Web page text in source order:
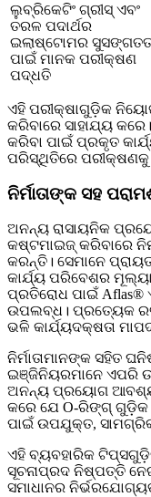
ଲୁବ୍ରିକେଟିଂ ଗ୍ରୀସ୍ ଏବଂ
ତରଳ ପଦାର୍ଥର
ଇଲାଷ୍ଟୋମର
ପାଇଁ ମାନକ ପରୀକ୍ଷଣ
ପଦ୍ଧତି
ଏହି ପରୀକ୍ଷାଗୁଡ଼ିକ
କରିବାରେ ସାହାଯ୍ୟ
କରିବା ପାଇଁ ପ୍ରକୃତ
ପରିସ୍ଥିତିରେ ପରୀକ୍ଷଣକୁ
ନିର୍ମାତାଙ୍କ ସହ
ଅନନ୍ୟ ରାସାୟନିକ
କଷ୍ଟମାଇଜ୍ କରିବାରେ
କରନ୍ତି। ସେମାନେ
କାର୍ଯ୍ୟ ପରିବେଶର
ପ୍ରତିରୋଧ ପାଇଁ Aflas®
ଉପଲବ୍ଧ। ପ୍ରତ୍ୟେକ
ଭଳି କାର୍ଯ୍ୟଦକ୍ଷତା
ନିର୍ମାତାମାନଙ୍କ ସହିତ
ଇଞ୍ଜିନିୟରମାନେ ଏପରି
ଅନନ୍ୟ ପ୍ରୟୋଗ
କରେ ଯେ O-ରିଙ୍ଗ୍ ଗୁଡ଼ିକ
ପାଇଁ ଉପଯୁକ୍ତ,
ଏହି ବ୍ୟବହାରିକ
ସୂଚନାପ୍ରଦ ନିଷ୍ପତ୍ତି
ସମାଧାନର